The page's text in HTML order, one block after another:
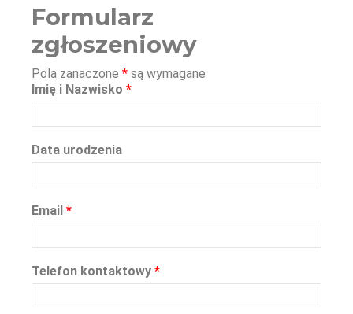
Formularz
zgłoszeniowy
Pola zanaczone * są wymagane
Imię i Nazwisko *
Data urodzenia
Email *
Telefon kontaktowy *